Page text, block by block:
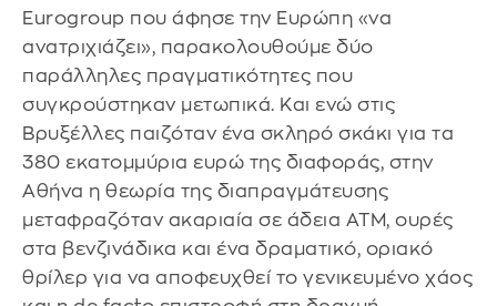
Eurogroup που άφησε την Ευρώπη «να
ανατριχιάζει», παρακολουθούμε δύο
παράλληλες πραγματικότητες που
συγκρούστηκαν μετωπικά. Και ενώ στις
Βρυξέλλες παιζόταν ένα σκληρό σκάκι για τα
380 εκατομμύρια ευρώ της διαφοράς, στην
Αθήνα η θεωρία της διαπραγμάτευσης
μεταφραζόταν ακαριαία σε άδεια ATM, ουρές
στα βενζινάδικα και ένα δραματικό, οριακό
θρίλερ για να αποφευχθεί το γενικευμένο χάος